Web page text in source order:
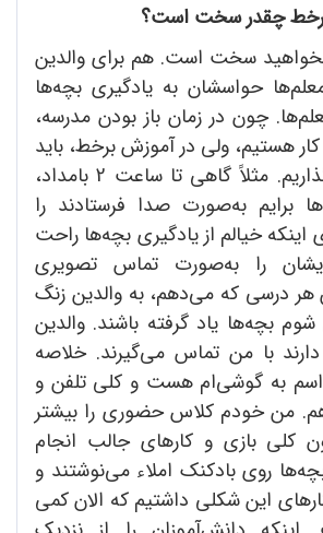
چقدر سخت است؟
سخت است. هم برای والدین
حواسشان به یادگیری بچه‌ها
چون در زمان باز بودن مدرسه،
هستیم، ولی در آموزش برخط، باید
زمان بیش‌تری بگذاریم. مثلاً گاهی تا ساعت 2 بامداد،
برایم به‌صورت صدا فرستادند را
خیالم از یادگیری بچه‌ها راحت
را به‌صورت تماس تصویری
درسی که می‌دهم، به والدین زنگ
بچه‌ها یاد گرفته باشند. والدین
با من تماس می‌گیرند. خلاصه
به گوشی‌ام هست و کلی تلفن و
من خودم کلاس حضوری را بیشتر
کلی بازی و کارهای جالب انجام
روی بادکنک املاء می‌نوشتند و
این شکلی داشتیم که الان کمی